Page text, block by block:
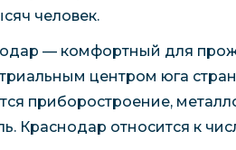
человек.
— комфортный для
центром юга
приборостроение,
Краснодар относится к